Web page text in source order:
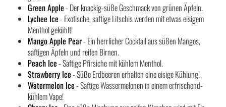
Green Apple- Der knackig-süße Geschmack von grünen Äpfeln.
Lychee Ice- Exotische, saftige Litschis werden mit etwas eisigem
Menthol gekühlt!
Mango Apple Pear- Ein herrlicher Cocktail aus süßen Mangos,
saftigen Äpfeln und reifen Birnen.
Peach Ice- Saftige Pfirsiche mit kühlem Menthol.
Strawberry Ice- Süße Erdbeeren erhalten eine eisige Kühlung!
Watermelon Ice- Saftige Wassermelonen in einem erfrischend-
kühlem Vape!